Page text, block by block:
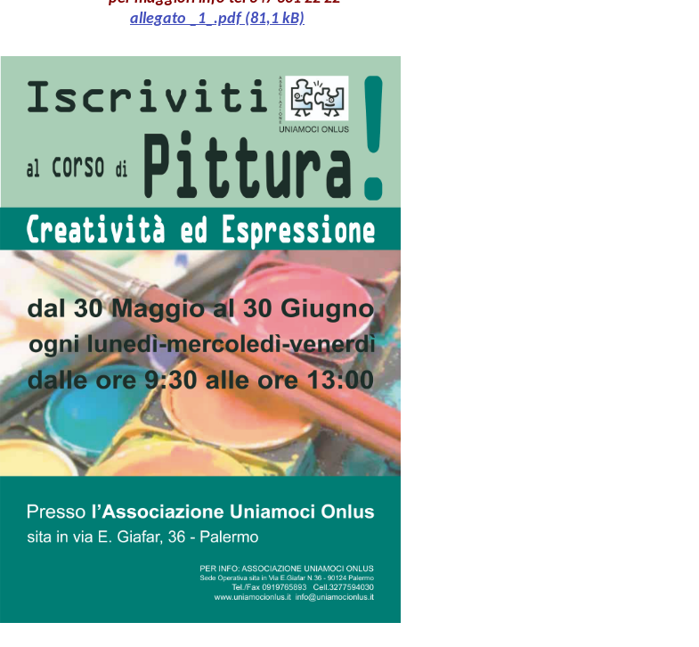
allegato _1_.pdf (81,1 kB)